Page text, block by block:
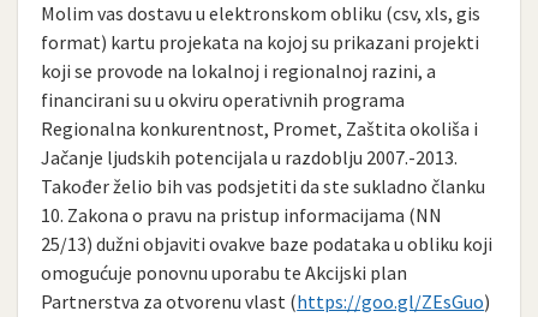
Molim vas dostavu u elektronskom obliku (csv, xls, gis
format) kartu projekata na kojoj su prikazani projekti
koji se provode na lokalnoj i regionalnoj razini, a
financirani su u okviru operativnih programa
Regionalna konkurentnost, Promet, Zaštita okoliša i
Jačanje ljudskih potencijala u razdoblju 2007.-2013.
Također želio bih vas podsjetiti da ste sukladno članku
10. Zakona o pravu na pristup informacijama (NN
25/13) dužni objaviti ovakve baze podataka u obliku koji
omogućuje ponovnu uporabu te Akcijski plan
Partnerstva za otvorenu vlast (https://goo.gl/ZEsGuo)